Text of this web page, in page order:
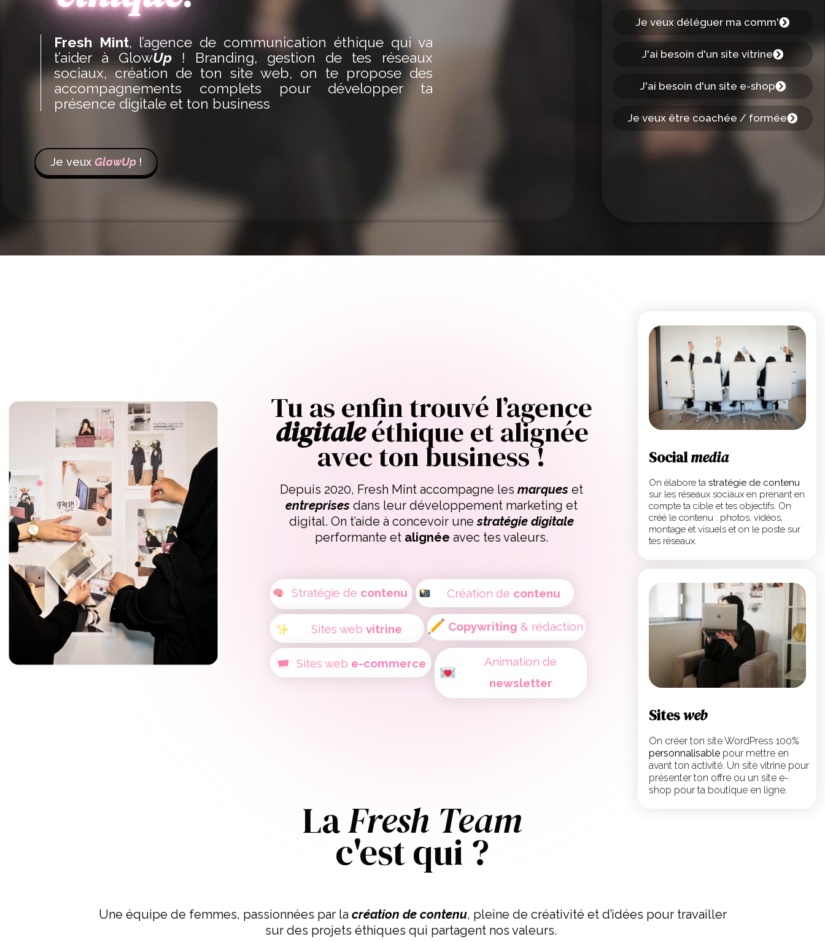
Fresh Mint, l’agence de communication éthique qui va
t’aider à GlowUp! Branding, gestion de tes réseaux
sociaux, création de ton site web, on te propose des
accompagnements complets pour développer ta
présence digitale et ton business
Je veuxGlowUp !
Je veux déléguer ma comm'
J'ai besoin d'un site vitrine
J'ai besoin d'un site e-shop
Je veux être coachée / formée
Tu as enfin trouvé l’agence
digitaleéthique et alignée
avec ton business !
Depuis 2020, Fresh Mint accompagne lesmarques et
entreprises dans leur développement marketing et
digital. On t’aide à concevoir unestratégie digitale
performante et alignée avec tes valeurs.
Stratégie de contenu Création de contenu
Sites webvitrine Copywriting & rédaction
Sites web e-commerce
Animation de
newsletter
Socialmedia
On élabore ta stratégie de contenu
sur les réseaux sociaux en prenant en
compte ta cible et tes objectifs. On
créé le contenu : photos, vidéos,
montage et visuels et on le poste sur
tes réseaux.
Sitesweb
On créer ton site WordPress 100%
personnalisablepour mettre en
avant ton activité. Un site vitrine pour
présenter ton offre ou un site e-
shop pour ta boutique en ligne.
LaFresh Team
c'est qui ?
Une équipe de femmes, passionnées par lacréation de contenu, pleine de créativité et d’idées pour travailler
sur des projets éthiques qui partagent nos valeurs.